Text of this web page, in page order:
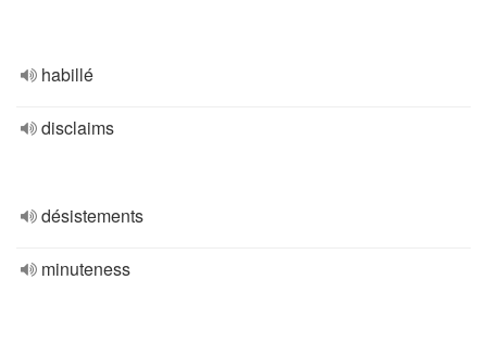
habillé
disclaims
désistements
minuteness